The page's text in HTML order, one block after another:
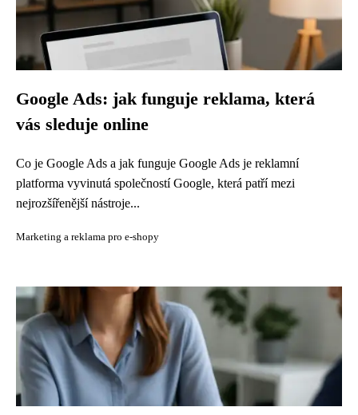
Google Ads: jak funguje reklama, která
vás sleduje online
Co je Google Ads a jak funguje Google Ads je reklamní
platforma vyvinutá společností Google, která patří mezi
nejrozšířenější nástroje...
Marketing a reklama pro e-shopy